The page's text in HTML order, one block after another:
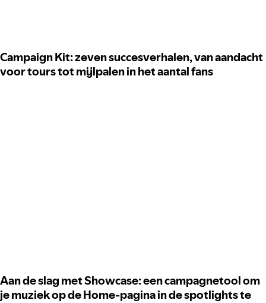
Campaign Kit: zeven succesverhalen, van aandacht
voor tours tot mijlpalen in het aantal fans
Aan de slag met Showcase: een campagnetool om
je muziek op de Home-pagina in de spotlights te